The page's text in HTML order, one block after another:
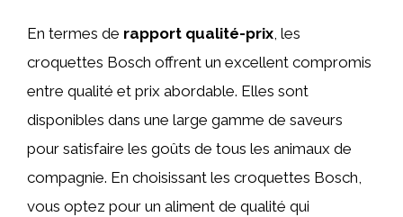
En termes de rapport qualité-prix, les
croquettes Bosch offrent un excellent compromis
entre qualité et prix abordable. Elles sont
disponibles dans une large gamme de saveurs
pour satisfaire les goûts de tous les animaux de
compagnie. En choisissant les croquettes Bosch,
vous optez pour un aliment de qualité qui